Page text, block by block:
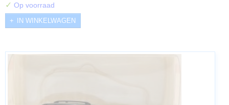
✓ Op voorraad
IN WINKELWAGEN